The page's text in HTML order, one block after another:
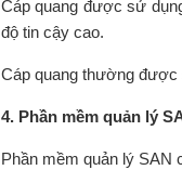
Cáp quang được sử
độ tin cậy cao.
Cáp quang thường được
4. Phần mềm quản lý
Phần mềm quản lý SAN